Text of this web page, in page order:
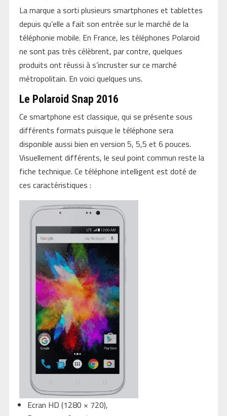
La marque a sorti plusieurs smartphones et tablettes
depuis qu’elle a fait son entrée sur le marché de la
téléphonie mobile. En France, les téléphones Polaroid
ne sont pas très célèbrent, par contre, quelques
produits ont réussi à s’incruster sur ce marché
métropolitain. En voici quelques uns.
Le Polaroid Snap 2016
Ce smartphone est classique, qui se présente sous
différents formats puisque le téléphone sera
disponible aussi bien en version 5, 5,5 et 6 pouces.
Visuellement différents, le seul point commun reste la
fiche technique. Ce téléphone intelligent est doté de
ces caractéristiques :
Ecran HD (1280 × 720),